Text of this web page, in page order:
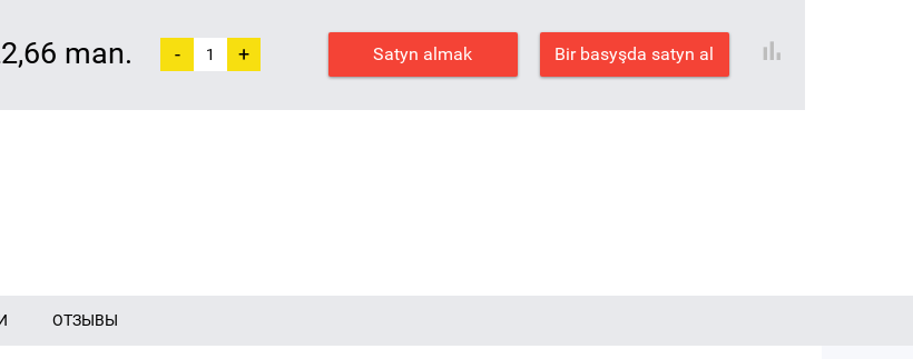
man. - + Satyn almak Bir basyşda satyn al
ОТЗЫВЫ